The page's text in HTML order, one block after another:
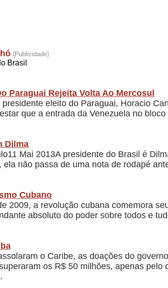
Paraguai Rejeita Volta Ao Mercosul
eleito do Paraguai, Horacio
que a entrada da Venezuela no
Dilma
Mai 2013A presidente do Brasil é
ela não passa de uma nota de rodapé
Cubano
2009, a revolução cubana comemora
absoluto do poder sobre todos e
o Caribe, as doações do
os R$ 50 milhões, apenas